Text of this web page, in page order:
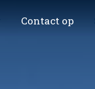
Contact op